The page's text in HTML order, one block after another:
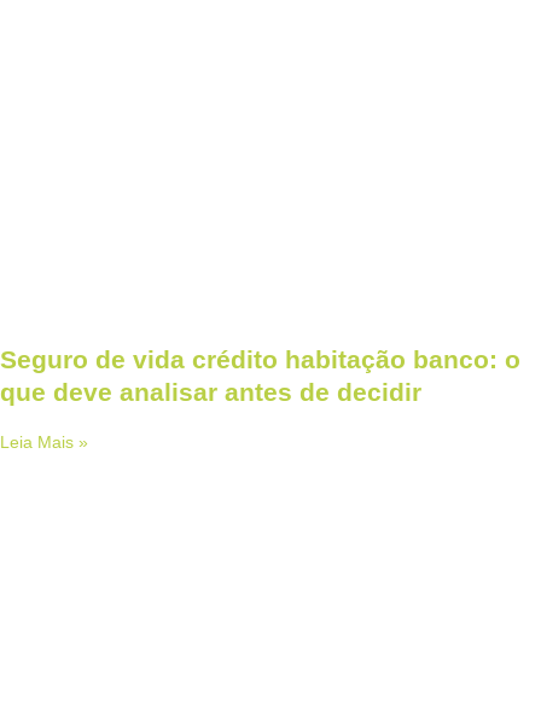
Seguro de vida crédito habitação banco: o
que deve analisar antes de decidir
Leia Mais »